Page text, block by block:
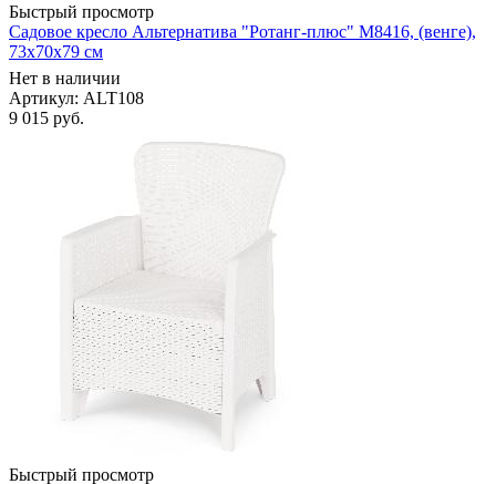
Быстрый просмотр
Садовое кресло Альтернатива "Ротанг-плюс" М8416, (венге),
73х70х79 см
Нет в наличии
Артикул: ALT108
9 015 руб.
Быстрый просмотр